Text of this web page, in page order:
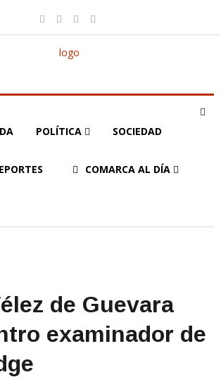
POLÍTICA SOCIEDAD
COMARCA AL DÍA
de Guevara
examinador de